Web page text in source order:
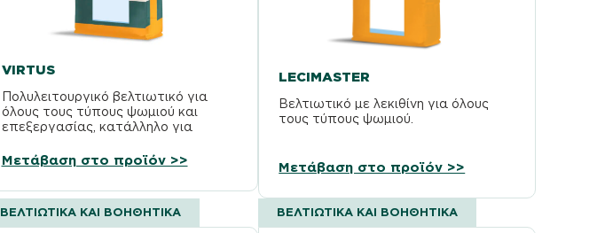
VIRTUS
Πολυλειτουργικό βελτιωτικό για
όλους τους τύπους ψωμιού και
επεξεργασίας, κατάλληλο για
Μετάβαση στο προϊόν >>
LECIMASTER
Βελτιωτικό με λεκιθίνη για όλους
τους τύπους ψωμιού.
Μετάβαση στο προϊόν >>
ΒΕΛΤΙΩΤΙΚΆ ΚΑΙ ΒΟΗΘΗΤΙΚΆ ΒΕΛΤΙΩΤΙΚΆ ΚΑΙ ΒΟΗΘΗΤΙΚΆ